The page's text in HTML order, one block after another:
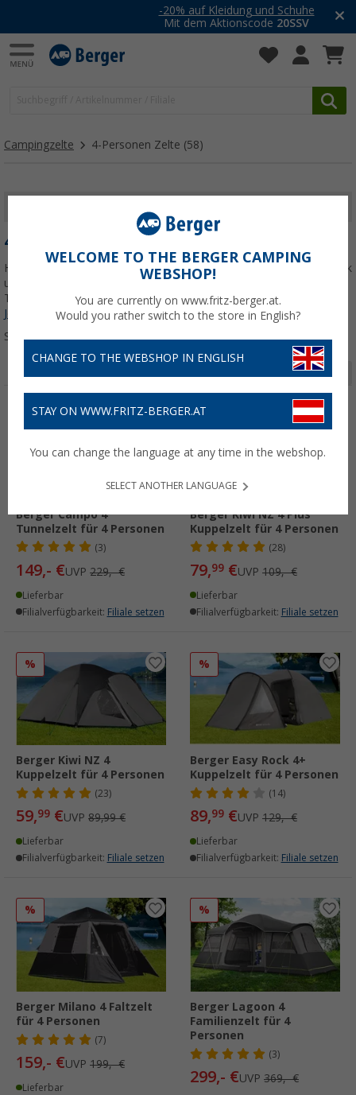
-20% auf Kleidung und Schuhe
Mit dem Aktionscode20SSV
Campingzelte 4-Personen Zelte (58)
4-PERSONEN ZELTE
Hier findest du 4-Personen-Zelte für Familien, Paare mit viel Gepäck
und Campingausflüge mit Freunden – vom kompakten Kuppel- und
Trekkingzelt bis zum geräumigen Familienzelt mit Wohnbereich.
Jetzt mehr über unsere Kategorie4-Personen Zelteerfahren...
Sortieren:
Seite 1 von 2
%
Berger Campo 4
Tunnelzelt für 4 Personen
(3)
149,- €UVP 229,- €
Lieferbar
Filialverfügbarkeit: Filiale setzen
%
Berger Kiwi NZ 4 Plus
Kuppelzelt für 4 Personen
(28)
79,99 €UVP 109,- €
Lieferbar
Filialverfügbarkeit: Filiale setzen
%
Berger Kiwi NZ 4
Kuppelzelt für 4 Personen
(23)
59,99 €UVP 89,99 €
Lieferbar
Filialverfügbarkeit: Filiale setzen
%
Berger Easy Rock 4+
Kuppelzelt für 4 Personen
(14)
89,99 €UVP 129,- €
Lieferbar
Filialverfügbarkeit: Filiale setzen
%
Berger Milano 4 Faltzelt
für 4 Personen
(7)
159,- €UVP 199,- €
Lieferbar
%
Berger Lagoon 4
Familienzelt für 4
Personen
(3)
299,- €UVP 369,- €
WELCOME TO THE BERGER CAMPING
WEBSHOP!
You are currently on www.fritz-berger.at.
Would you rather switch to the store in English?
CHANGE TO THE WEBSHOP IN ENGLISH
STAY ON WWW.FRITZ-BERGER.AT
You can change the language at any time in the webshop.
SELECT ANOTHER LANGUAGE